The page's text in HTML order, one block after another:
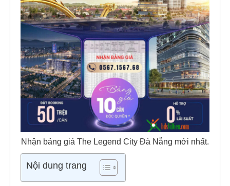
Nhận bảng giá The Legend City Đà Nẵng mới nhất.
Nội dung trang